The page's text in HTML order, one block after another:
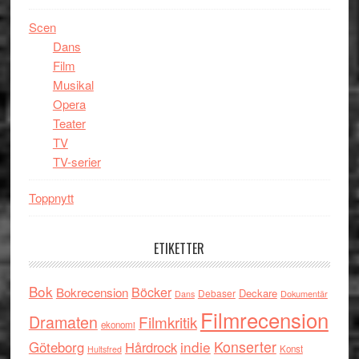
Scen
Dans
Film
Musikal
Opera
Teater
TV
TV-serier
Toppnytt
ETIKETTER
Bok Bokrecension Böcker Dans Debaser Deckare Dokumentär
Dramaten ekonomi Filmkritik Filmrecension
Göteborg Hultsfred Hårdrock indie Konserter Konst